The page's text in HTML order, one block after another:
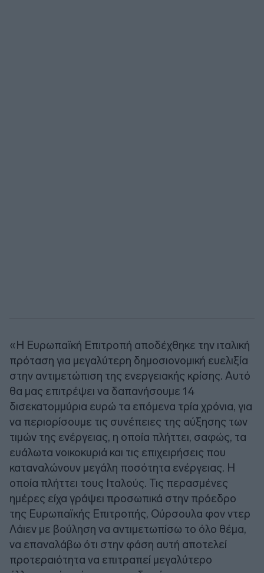
«H Ευρωπαϊκή Επιτροπή αποδέχθηκε την ιταλική
πρόταση για μεγαλύτερη δημοσιονομική ευελιξία
στην αντιμετώπιση της ενεργειακής κρίσης. Αυτό
θα μας επιτρέψει να δαπανήσουμε 14
δισεκατομμύρια ευρώ τα επόμενα τρία χρόνια, για
να περιορίσουμε τις συνέπειες της αύξησης των
τιμών της ενέργειας, η οποία πλήττει, σαφώς, τα
ευάλωτα νοικοκυριά και τις επιχειρήσεις που
καταναλώνουν μεγάλη ποσότητα ενέργειας. Η
οποία πλήττει τους Ιταλούς. Τις περασμένες
ημέρες είχα γράψει προσωπικά στην πρόεδρο
της Ευρωπαϊκής Επιτροπής, Ούρσουλα φον ντερ
Λάιεν με βούληση να αντιμετωπίσω το όλο θέμα,
να επαναλάβω ότι στην φάση αυτή αποτελεί
προτεραιότητα να επιτραπεί μεγαλύτερο